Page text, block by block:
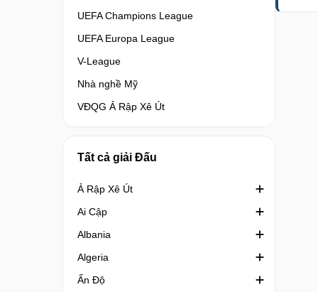
UEFA Champions League
UEFA Europa League
V-League
Nhà nghề Mỹ
VĐQG Ả Rập Xê Út
Tất cả giải Đấu
Ả Rập Xê Út
Crown Prince Cup Saudi Arabia
Division 1 Saudi Arabia
King's Cup Saudi Arabia
VĐQG Ả Rập Xê Út
Ai Cập
Cúp quốc gia Ai Cập
Cúp Liên đoàn Ai Cập
Ngoại hạng Ai Cập
Albania
1st Division Albania
2nd Division
Algeria
Coupe de la Ligue Algeria
Ấn Độ